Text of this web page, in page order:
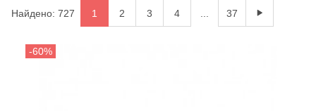
Найдено: 727
1 2 3 4 37